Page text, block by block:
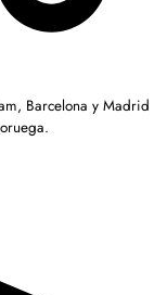
Barcelona y Madrid